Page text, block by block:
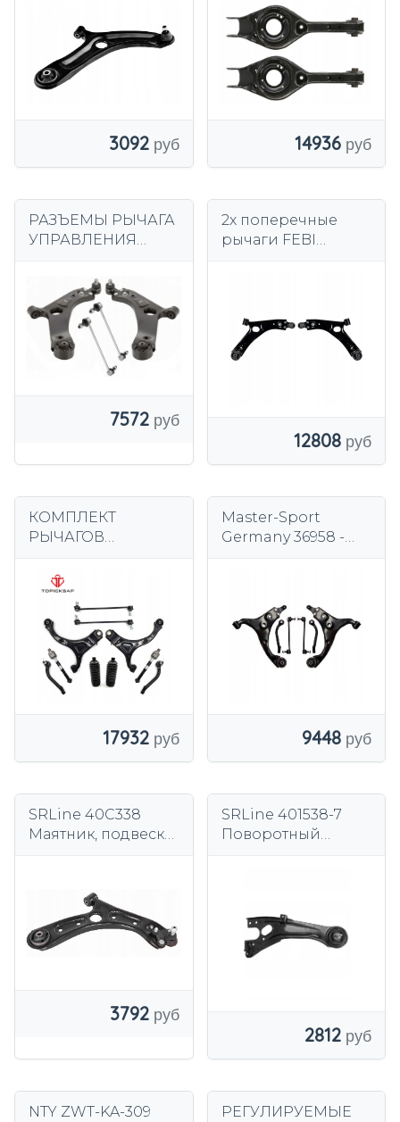
3092 14936
РАЗЪЕМЫ РЫЧАГА
УПРАВЛЕНИЯ
SPORTAGE
ПЕРЕДНИЙ ЛЕВЫЙ
ПРАВЫЙ SRL/NTY
7572
2x поперечные
рычаги FEBI
SPORTAGE III, ix35 I
12808
КОМПЛЕКТ
РЫЧАГОВ
HYUNDAI SANTA FE
17932
Master-Sport
Germany 36958 -
подвеска колеса
9448
SRLine 40C338
Маятник, подвеска
3792
SRLine 401538-7
Поворотный
2812
NTY ZWT-KA-309
РЕГУЛИРУЕМЫЕ